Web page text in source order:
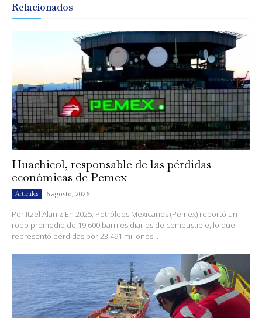
Relacionados
Huachicol, responsable de las pérdidas
económicas de Pemex
Artículos 6 agosto, 2026
Por Itzel Alaniz En 2025, Petróleos Mexicanos (Pemex) reportó un
robo promedio de 19,600 barriles diarios de combustible, lo que
representó pérdidas por 23,491 millones...